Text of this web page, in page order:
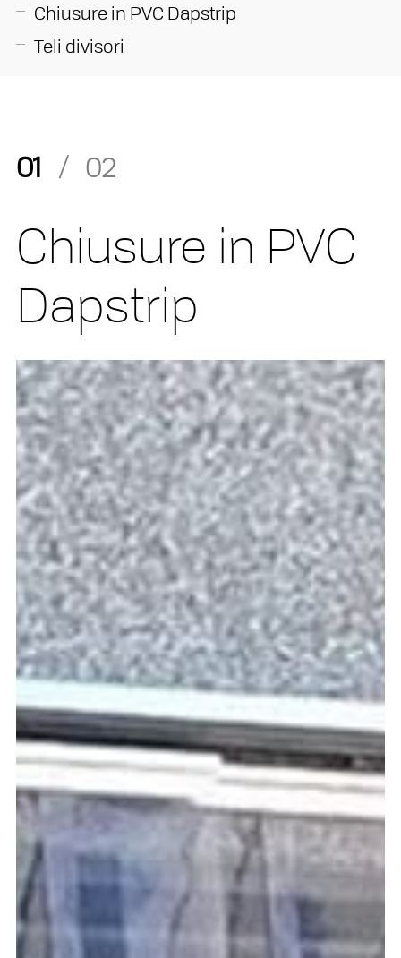
Chiusure in PVC Dapstrip
Teli divisori
01 / 02
Chiusure in PVC
Dapstrip